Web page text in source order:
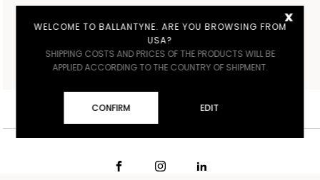
ITALY ITALIANO
x
WELCOME TO BALLANTYNE. ARE YOU BROWSING FROM
USA?
SHIPPING COSTS AND PRICES OF THE PRODUCTS WILL BE
APPLIED ACCORDING TO THE COUNTRY OF SHIPMENT.
CONFIRM EDIT